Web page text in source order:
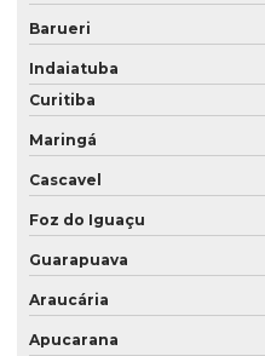
Mapeamento com drones em
Mapeamento com drones em sp
Meio ambiente consultoria
Prestação de serviços de
Serviço de consultoria
Serviço de consultoria
Barueri
Indaiatuba
Curitiba
Maringá
Cascavel
Foz do Iguaçu
Guarapuava
Araucária
Apucarana